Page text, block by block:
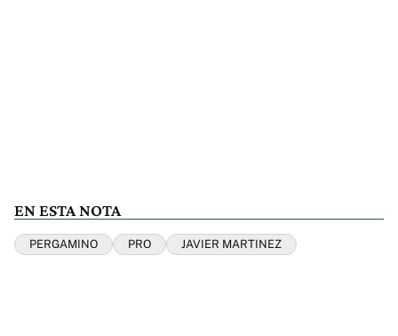
EN ESTA NOTA
PERGAMINO PRO JAVIER MARTINEZ